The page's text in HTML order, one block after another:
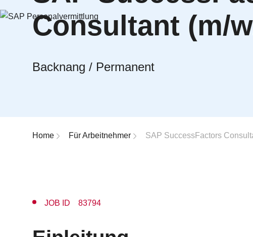
Consultant (m/
Backnang / Permanent
Breadcrumb-Navigation
Home Für Arbeitnehmer SAP SuccessFactors
JOB ID 83794